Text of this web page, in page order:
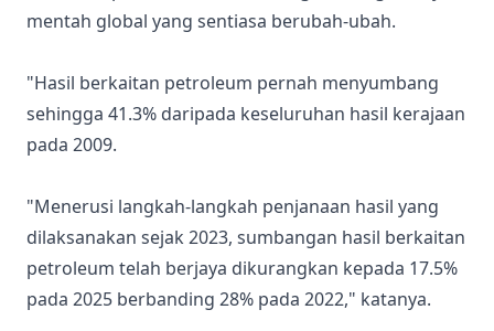
mentah global yang sentiasa berubah-ubah.
"Hasil berkaitan petroleum pernah menyumbang
sehingga 41.3% daripada keseluruhan hasil kerajaan
pada 2009.
"Menerusi langkah-langkah penjanaan hasil yang
dilaksanakan sejak 2023, sumbangan hasil berkaitan
petroleum telah berjaya dikurangkan kepada 17.5%
pada 2025 berbanding 28% pada 2022," katanya.